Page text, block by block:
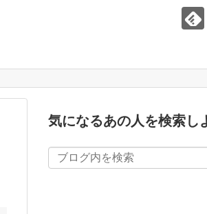
気になるあの人を検索し